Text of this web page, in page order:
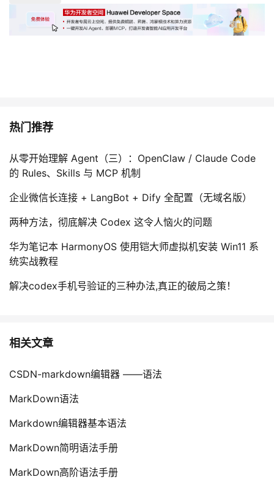
热门推荐
从零开始理解 Agent（三）：OpenClaw / Claude Code
的 Rules、Skills 与 MCP 机制
企业微信长连接 + LangBot + Dify 全配置（无域名版）
两种方法，彻底解决 Codex 这令人恼火的问题
华为笔记本 HarmonyOS 使用铠大师虚拟机安装 Win11 系
统实战教程
解决codex手机号验证的三种办法,真正的破局之策！
相关文章
CSDN-markdown编辑器 ——语法
MarkDown语法
Markdown编辑器基本语法
MarkDown简明语法手册
MarkDown高阶语法手册